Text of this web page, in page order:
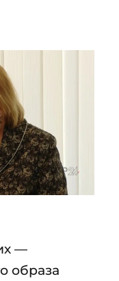
—
образа